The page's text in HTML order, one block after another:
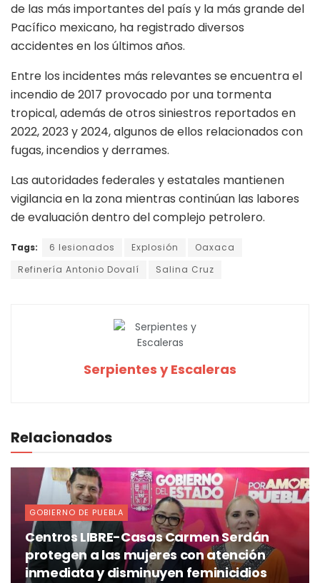
de las más importantes del país y la más grande del
Pacífico mexicano, ha registrado diversos
accidentes en los últimos años.
Entre los incidentes más relevantes se encuentra el
incendio de 2017 provocado por una tormenta
tropical, además de otros siniestros reportados en
2022, 2023 y 2024, algunos de ellos relacionados con
fugas, incendios y derrames.
Las autoridades federales y estatales mantienen
vigilancia en la zona mientras continúan las labores
de evaluación dentro del complejo petrolero.
Tags: 6 lesionados Explosión
Oaxaca
Refinería Antonio Dovalí
Salina Cruz
Serpientes y Escaleras
Relacionados
GOBIERNO DE PUEBLA
Centros LIBRE-Casas Carmen Serdán
protegen a las mujeres con atención
inmediata y disminuyen feminicidios